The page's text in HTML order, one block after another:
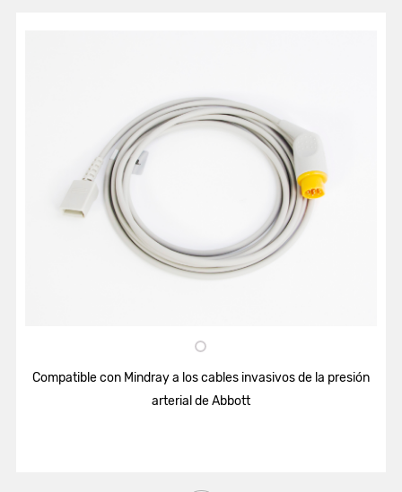
Compatible con Mindray a los cables invasivos de la presión
arterial de Abbott